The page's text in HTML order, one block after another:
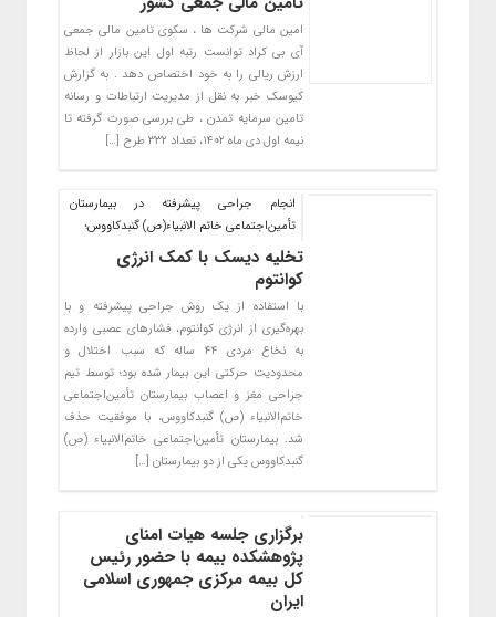
امین مالی شرکت ها ، سکوی تامین مالی جمعی
آی بی کراد توانست رتبه اول این بازار از لحاظ
ارزش ریالی را به خود اختصاص دهد . به گزارش
کیوسک خبر به نقل از مدیریت ارتباطات و رسانه
تامین سرمایه تمدن ، طی بررسی صورت گرفته تا
نیمه اول دی ماه ۱۴۰۲، تعداد ۳۳۲ طرح […]
انجام جراحی پیشرفته در بیمارستان
تأمین‌اجتماعی خاتم الانبیاء(ص) گنبدکاووس؛
تخلیه دیسک با کمک انرژی
کوانتوم
با استفاده از یک روش جراحی پیشرفته و با
بهره‌گیری از انرژی کوانتوم، فشار‌های عصبی وارده
به نخاع مردی ۴۴ ساله که سبب اختلال و
محدودیت حرکتی این بیمار شده بود؛ توسط تیم
جراحی مغز و اعصاب بیمارستان تأمین‌اجتماعی
خاتم‌الانبیاء (ص) گنبدکاووس، با موفقیت حذف
شد. بیمارستان تأمین‌اجتماعی خاتم‌الانبیاء (ص)
گنبدکاووس یکی از دو بیمارستان […]
برگزاری جلسه هیات امنای
پژوهشکده بیمه با حضور رئیس
کل بیمه مرکزی جمهوری اسلامی
ایران